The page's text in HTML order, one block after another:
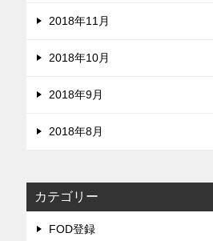
2018年11月
2018年10月
2018年9月
2018年8月
カテゴリー
FOD登録